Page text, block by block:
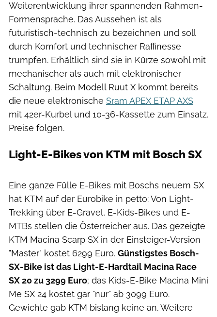
Weiterentwicklung ihrer spannenden Rahmen-
Formensprache. Das Aussehen ist als
futuristisch-technisch zu bezeichnen und soll
durch Komfort und technischer Raffinesse
trumpfen. Erhältlich sind sie in Kürze sowohl mit
mechanischer als auch mit elektronischer
Schaltung. Beim Modell Ruut X kommt bereits
die neue elektronische Sram APEX ETAP AXS
mit 42er-Kurbel und 10-36-Kassette zum Einsatz.
Preise folgen.
Light-E-Bikes von KTM mit Bosch SX
Eine ganze Fülle E-Bikes mit Boschs neuem SX
hat KTM auf der Eurobike in petto: Von Light-
Trekking über E-Gravel, E-Kids-Bikes und E-
MTBs stellen die Österreicher aus. Das gezeigte
KTM Macina Scarp SX in der Einsteiger-Version
"Master" kostet 6299 Euro. Günstigstes Bosch-
SX-Bike ist das Light-E-Hardtail Macina Race
SX 20 zu 3299 Euro; das Kids-E-Bike Macina Mini
Me SX 24 kostet gar "nur" ab 3099 Euro.
Gewichte gab KTM bislang keine an. Weitere